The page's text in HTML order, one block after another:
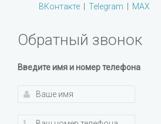
ВКонтакте| Telegram | MAX
Обратный звонок
Введите имя и номер телефона